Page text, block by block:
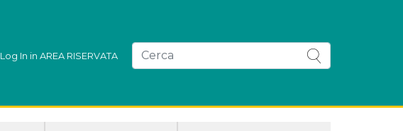
Log In in AREA RISERVATA